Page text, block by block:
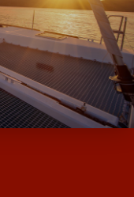
BATEAUX
SES MARQUES